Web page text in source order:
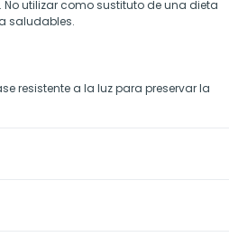
utilizar como sustituto de una dieta
saludables.
resistente a la luz para preservar la